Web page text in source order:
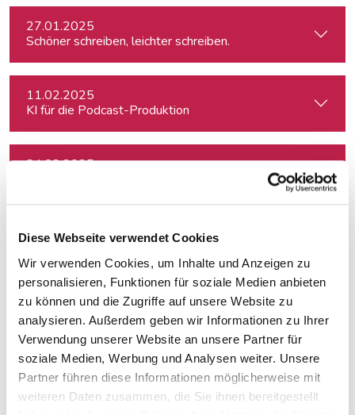
Diese Webseite verwendet Cookies
Wir verwenden Cookies, um Inhalte und Anzeigen zu
personalisieren, Funktionen für soziale Medien anbieten
zu können und die Zugriffe auf unsere Website zu
analysieren. Außerdem geben wir Informationen zu Ihrer
Verwendung unserer Website an unsere Partner für
soziale Medien, Werbung und Analysen weiter. Unsere
Partner führen diese Informationen möglicherweise mit
weiteren Daten zusammen, die Sie ihnen bereitgestellt
27.01.2025
Schöner schreiben, leichter schreiben.
11.02.2025
KI für die Podcast-Produktion
24.02.2025
Freie Journalist:in sein und davon leben können: So geht's
05.03.2025
06.03.2025
SEO für Google, TikTok, ChatGPT & Co.
14.03.2025
Meisterklasse Erzähljournalismus